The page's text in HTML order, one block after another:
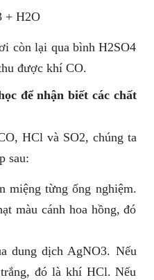
+ H2O
còn lại qua bình H2SO4
được khí CO.
để nhận biết các chất
HCl và SO2, chúng ta
sau:
miệng từng ống nghiệm.
màu cánh hoa hồng, đó
dung dịch AgNO3. Nếu
đó là khí HCl. Nếu